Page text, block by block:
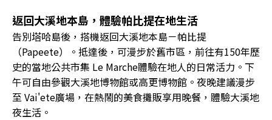
返回大溪地本島，體驗帕比提在地生活
告別塔哈島後，搭機返回大溪地本島－帕比提
（Papeete）。抵達後，可漫步於舊市區，前往有150年歷
史的當地公共市集 Le Marche體驗在地人的日常活力。下
午可自由參觀大溪地博物館或高更博物館。夜晚建議漫步
至 Vai'ete廣場，在熱鬧的美食攤販享用晚餐，體驗大溪地
夜生活。